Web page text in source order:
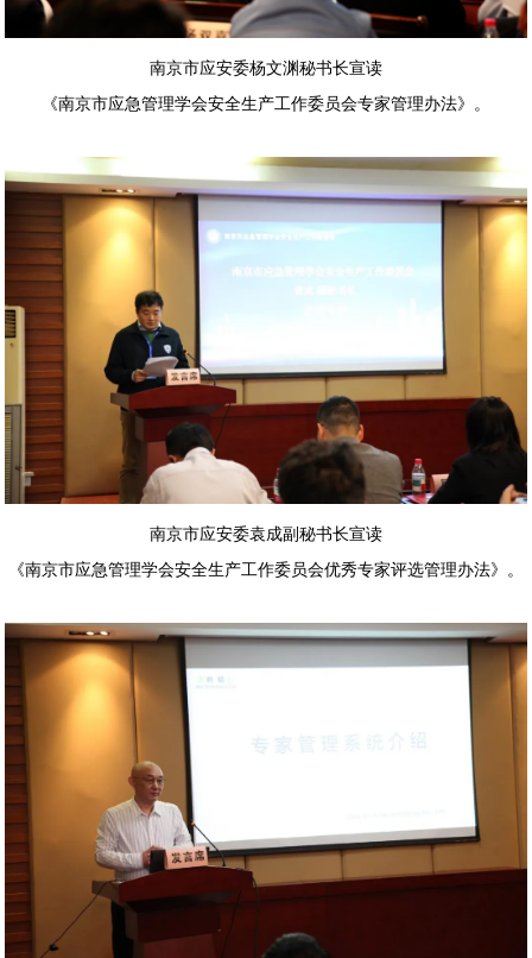
南京市应安委杨文渊秘书长宣读
《南京市应急管理学会安全生产工作委员会专家管理办法》。
南京市应安委袁成副秘书长宣读
《南京市应急管理学会安全生产工作委员会优秀专家评选管理办法》。